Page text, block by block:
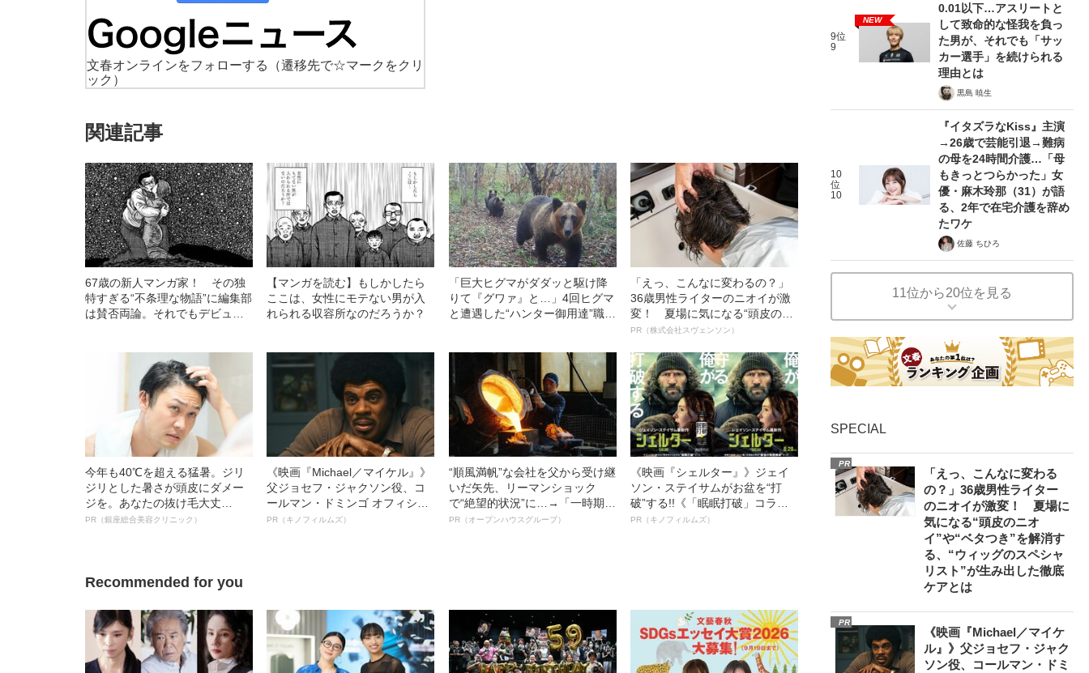
文春オンラインをフォローする
（遷移先で☆マークをクリ
ック）
関連記事
67歳の新人マンガ家！ その独
特すぎる“不条理な物語”に編集部
は賛否両論。それでもデビュー
【マンガを読む】もしかしたら
ここは、女性にモテない男が入
れられる収容所なのだろうか？
「巨大ヒグマがダダッと駆け降
りて『グワァ』と…」4回ヒグマ
と遭遇した“ハンター御用達”職人
「えっ、こんなに変わるの？」
36歳男性ライターのニオイが激
変！ 夏場に気になる“頭皮のニ
オイ”や“ベタつき”を解消す
ト”が生み出した徹底ケアとは
PR（株式会社スヴェンソン）
今年も40℃を超える猛暑。ジリ
ジリとした暑さが頭皮にダメー
ジを。あなたの抜け毛大丈
夫！？
PR（銀座総合美容クリニック）
《映画『Michael／マイケル』》
父ジョセフ・ジャクソン役、コ
ールマン・ドミンゴ オフィシャ
ルインタビュー“観客を魅了した
PR（キノフィルムズ）
“順風満帆”な会社を父から受け継
いだ矢先、リーマンショック
で“絶望的状況”に…→「一時期は
納品3年待ち」のヒット商品を生
PR（オープンハウスグループ）
《映画『シェルター』》ジェイ
ソン・ステイサムがお盆を“打
破”する!!《「眠眠打破」コラ
ボ》
PR（キノフィルムズ）
Recommended for you
9位
9
NEW
0.01以下…アスリートと
して致命的な怪我を負っ
た男が、それでも「サッ
カー選手」を続けられる
理由とは
黒島 暁生
10
位
10
『イタズラなKiss』主演
→26歳で芸能引退→難病
の母を24時間介護…「母
もきっとつらかった」女
優・麻木玲那（31）が語
る、2年で在宅介護を辞め
たワケ
佐藤 ちひろ
11位から20位を見る
SPECIAL
PR
「えっ、こんなに変わる
の？」36歳男性ライター
のニオイが激変！ 夏場に
気になる“頭皮のニオ
イ”や“ベタつき”を解消す
る、“ウィッグのスペシャ
リスト”が生み出した徹底
ケアとは
PR
《映画『Michael／マイケ
ル』》父ジョセフ・ジャク
ソン役、コールマン・ドミ